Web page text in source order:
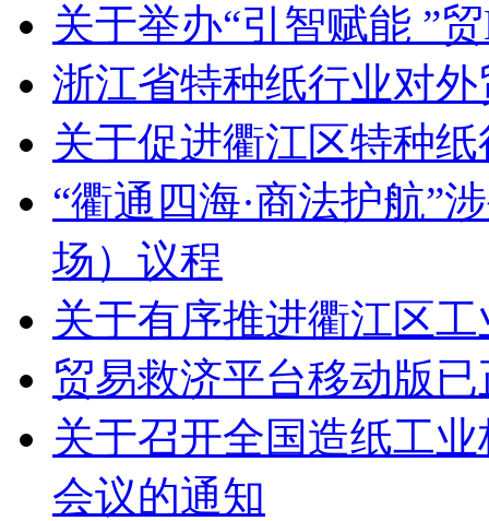
关于举办“引智赋能 ”
浙江省特种纸行业对
关于促进衢江区特种
“衢通四海·商法护航”
场）议程
关于有序推进衢江区
贸易救济平台移动版
关于召开全国造纸工
会议的通知